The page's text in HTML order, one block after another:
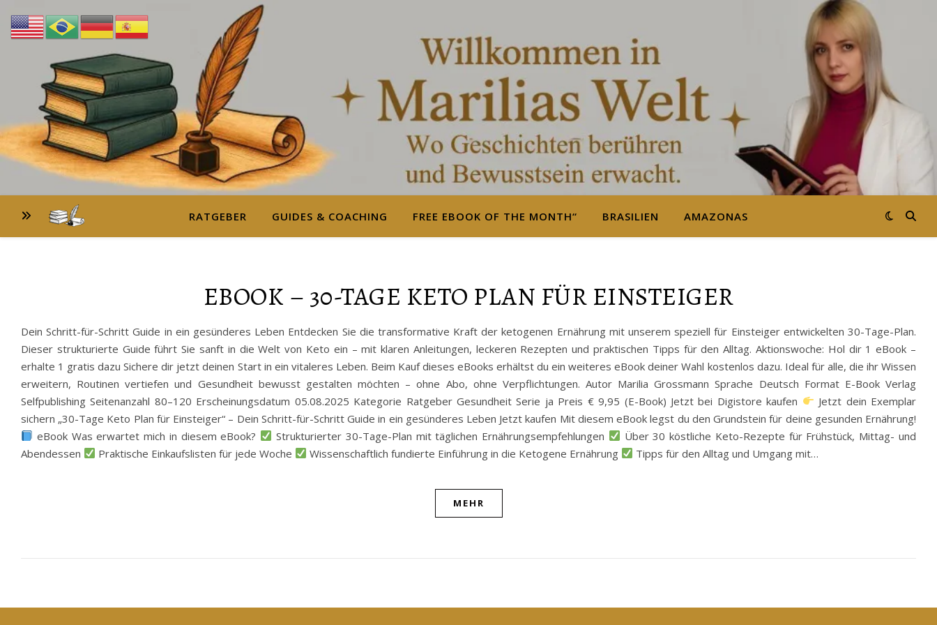
RATGEBER GUIDES & COACHING FREE EBOOK OF THE MONTH“ BRASILIEN AMAZONAS
EBOOK – 30-TAGE KETO PLAN FÜR EINSTEIGER
Dein Schritt-für-Schritt Guide in ein gesünderes Leben Entdecken Sie die transformative Kraft der ketogenen Ernährung mit unserem speziell für Einsteiger entwickelten 30-Tage-Plan.
Dieser strukturierte Guide führt Sie sanft in die Welt von Keto ein – mit klaren Anleitungen, leckeren Rezepten und praktischen Tipps für den Alltag. Aktionswoche: Hol dir 1 eBook –
erhalte 1 gratis dazu Sichere dir jetzt deinen Start in ein vitaleres Leben. Beim Kauf dieses eBooks erhältst du ein weiteres eBook deiner Wahl kostenlos dazu. Ideal für alle, die ihr Wissen
erweitern, Routinen vertiefen und Gesundheit bewusst gestalten möchten – ohne Abo, ohne Verpflichtungen. Autor Marilia Grossmann Sprache Deutsch Format E-Book Verlag
Selfpublishing Seitenanzahl 80–120 Erscheinungsdatum 05.08.2025 Kategorie Ratgeber Gesundheit Serie ja Preis € 9,95 (E-Book) Jetzt bei Digistore kaufen
Jetzt dein Exemplar
sichern „30-Tage Keto Plan für Einsteiger“ – Dein Schritt-für-Schritt Guide in ein gesünderes Leben Jetzt kaufen Mit diesem eBook legst du den Grundstein für deine gesunden Ernährung!
eBook Was erwartet mich in diesem eBook?
Strukturierter 30-Tage-Plan mit täglichen Ernährungsempfehlungen
Über 30 köstliche Keto-Rezepte für Frühstück, Mittag- und
Abendessen
Praktische Einkaufslisten für jede Woche Wissenschaftlich fundierte Einführung in die Ketogene Ernährung Tipps für den Alltag und Umgang mit…
MEHR